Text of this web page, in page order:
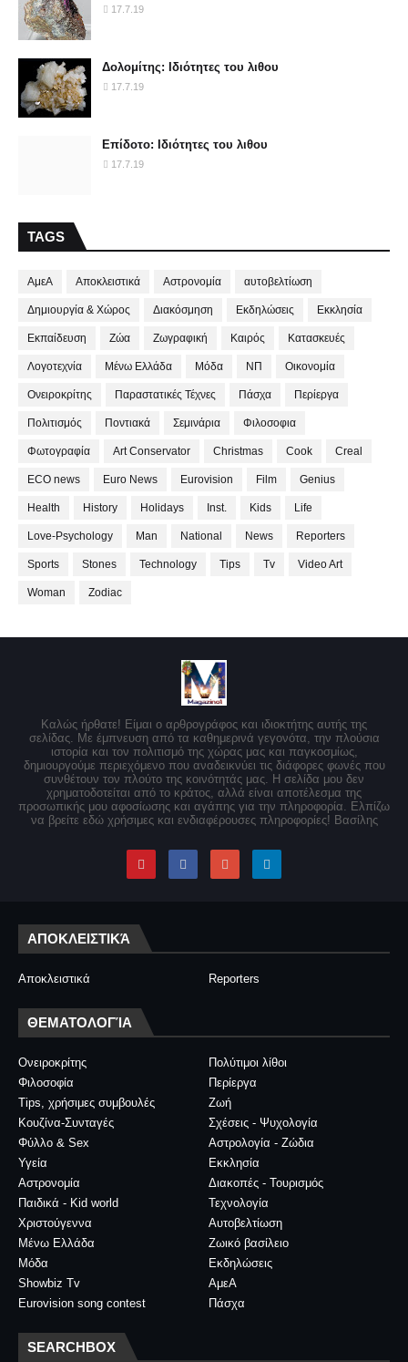
17.7.19
Δολομίτης: Ιδιότητες του λιθου
17.7.19
Επίδοτο: Ιδιότητες του λιθου
17.7.19
TAGS
ΑμεΑ Αποκλειστικά Αστρονομία αυτοβελτίωση
Δημιουργία & Χώρος Διακόσμηση Εκδηλώσεις Εκκλησία
Εκπαίδευση Ζώα Ζωγραφική Καιρός Κατασκευές
Λογοτεχνία Μένω Ελλάδα Μόδα ΝΠ Οικονομία
Ονειροκρίτης Παραστατικές Τέχνες Πάσχα Περίεργα
Πολιτισμός Ποντιακά Σεμινάρια Φιλοσοφια
Φωτογραφία Art Conservator Christmas Cook Creal
ECO news Euro News Eurovision Film Genius
Health History Holidays Inst. Kids Life
Love-Psychology Man National News Reporters
Sports Stones Technology Tips Tv Video Art
Woman Zodiac
Καλώς ήρθατε! Είμαι ο αρθρογράφος και ιδιοκτήτης αυτής της
σελίδας. Με έμπνευση από τα καθημερινά γεγονότα, την πλούσια
ιστορία και τον πολιτισμό της χώρας μας και παγκοσμίως,
δημιουργούμε περιεχόμενο που αναδεικνύει τις διάφορες φωνές που
συνθέτουν τον πλούτο της κοινότητάς μας. Η σελίδα μου δεν
χρηματοδοτείται από το κράτος, αλλά είναι αποτέλεσμα της
προσωπικής μου αφοσίωσης και αγάπης για την πληροφορία. Ελπίζω
να βρείτε εδώ χρήσιμες και ενδιαφέρουσες πληροφορίες! Βασίλης
ΑΠΟΚΛΕΙΣΤΙΚΆ
Αποκλειστικά Reporters
ΘΕΜΑΤΟΛΟΓΊΑ
Ονειροκρίτης
Πολύτιμοι λίθοι
Φιλοσοφία
Περίεργα
Tips, χρήσιμες συμβουλές
Ζωή
Κουζίνα-Συνταγές
Σχέσεις - Ψυχολογία
Φύλλο & Sex
Αστρολογία - Ζώδια
Υγεία
Εκκλησία
Αστρονομία
Διακοπές - Τουρισμός
Παιδικά - Kid world
Τεχνολογία
Χριστούγεννα
Αυτοβελτίωση
Μένω Ελλάδα
Ζωικό βασίλειο
Μόδα
Εκδηλώσεις
Showbiz Tv
ΑμεΑ
Eurovision song contest
Πάσχα
SEARCHBOX